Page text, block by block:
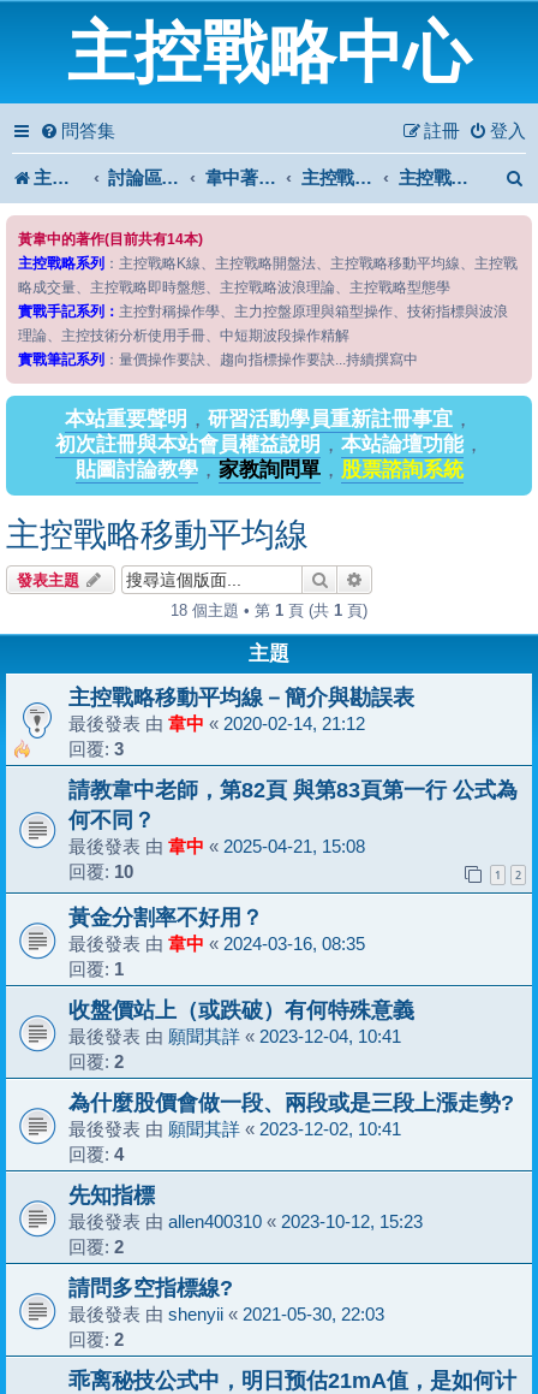
主控戰略中心
問答集 登入
註冊
主控戰略中心 討論區首頁 韋中著作問答區 主控戰略系列 主控戰略移動平均線
黃韋中的著作(目前共有14本)
主控戰略系列 ：主控戰略K線、主控戰略開盤法、主控戰略移動平均線、主控戰
略成交量、主控戰略即時盤態、主控戰略波浪理論、主控戰略型態學
實戰手記系列： 主控對稱操作學、主力控盤原理與箱型操作、技術指標與波浪
理論、主控技術分析使用手冊、中短期波段操作精解
實戰筆記系列 ：量價操作要訣、趨向指標操作要訣...持續撰寫中
本站重要聲明 ， 研習活動學員重新註冊事宜 ，
初次註冊與本站會員權益說明 ， 本站論壇功能，
貼圖討論教學， 家教詢問單， 股票諮詢系統
主控戰略移動平均線
發表主題 搜尋
18 個主題 • 第 1 頁 (共 1 頁)
主題
主控戰略移動平均線－簡介與勘誤表
最後發表 由 韋中 « 2020-02-14, 21:12
回覆: 3
請教韋中老師，第82頁 與第83頁第一行 公式為
何不同？
最後發表 由 韋中 « 2025-04-21, 15:08
回覆: 10 1 2
黃金分割率不好用？
最後發表 由 韋中 « 2024-03-16, 08:35
回覆: 1
收盤價站上（或跌破）有何特殊意義
最後發表 由 願聞其詳 « 2023-12-04, 10:41
回覆: 2
為什麼股價會做一段、兩段或是三段上漲走勢?
最後發表 由 願聞其詳 « 2023-12-02, 10:41
回覆: 4
先知指標
最後發表 由 allen400310 « 2023-10-12, 15:23
回覆: 2
請問多空指標線?
最後發表 由 shenyii « 2021-05-30, 22:03
回覆: 2
乖离秘技公式中，明日预估21mA值，是如何计